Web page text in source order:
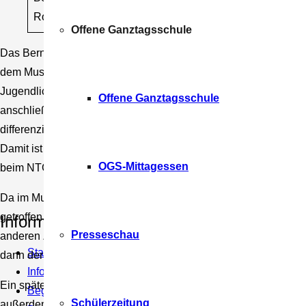
Offene Ganztagsschule
Offene Ganztagsschule
OGS-Mittagessen
Presseschau
Schülerzeitung
Robosoccer
sprachen (E, F,
Das Bernhard-Strigel-Gymnasium bietet mit dem
dem Musischen Gymnasium (MuG) drei verschiedene
Jugendlichen gerecht werden und jeweils auf ihre Weise
anschließenden Berufsausbildung vorbereiten. Alle
differenzieren sich durch ein spezifisches Fächerangebot. Bis
Damit ist die Entscheidung zwischen dem NTG und dem SG
beim NTG die Stärkung von Physik und Chemie sowie
Da im Musischen Gymnasium Musik bereits ab der 5.
getroffen werden. Die Stundentafel des MuG hebt sich
anderen Zweigen ab. Für den Eintritt in das MuG ist das
dann der Stärkung des musischen Bereiches (insbesondere
Ein späterer Übertritt in das MuG ist (bis zur Profil-Wahl)
Information
Startseite
Informationen zum Übertritt
Begabungsstützpunkt